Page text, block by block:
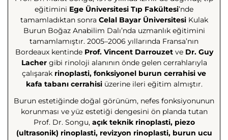
eğitimini Ege Üniversitesi Tıp Fakültesi’nde
tamamladıktan sonra Celal Bayar ÜniversitesiKulak
Burun Boğaz Anabilim Dalı’nda uzmanlık eğitimini
tamamlamıştır. 2005–2006 yıllarında Fransa’nın
Bordeaux kentinde Prof. Vincent Darrouzetve Dr. Guy
Lachergibi rinoloji alanının önde gelen cerrahlarıyla
çalışarak rinoplasti, fonksiyonel burun cerrahisi ve
kafa tabanı cerrahisiüzerine ileri eğitim almıştır.
Burun estetiğinde doğal görünüm, nefes fonksiyonunun
korunması ve yüz estetiği dengesini ön planda tutan
Prof. Dr. Songu,açık teknik rinoplasti, piezo
(ultrasonik) rinoplasti, revizyon rinoplasti, burun ucu